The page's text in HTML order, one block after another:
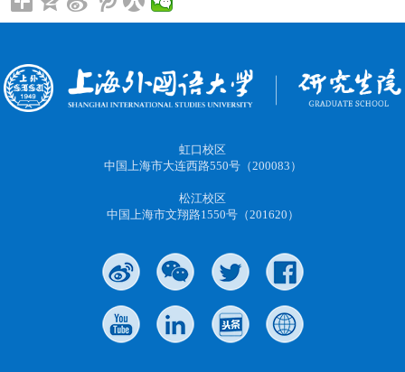
虹口校区
中国上海市大连西路550号（200083）
松江校区
中国上海市文翔路1550号（201620）